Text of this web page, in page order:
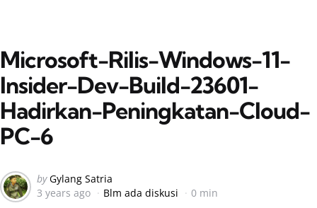
Microsoft-Rilis-Windows-11-
Insider-Dev-Build-23601-
Hadirkan-Peningkatan-Cloud-
PC-6
Posted
by
by Gylang Satria
3 years ago
Blm ada diskusi 0 min